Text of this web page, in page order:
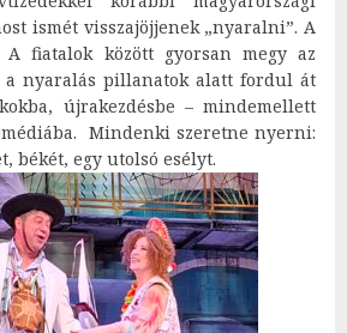
ismét visszajöjjenek „nyaralni”. A
fiatalok között gyorsan megy az
a nyaralás pillanatok alatt fordul át
újrakezdésbe – mindemellett
Mindenki szeretne nyerni:
békét, egy utolsó esélyt.